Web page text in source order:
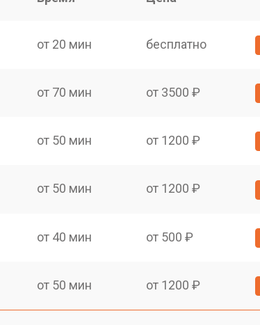
от 20 мин бесплатно
от 70 мин от 3500 ₽
от 50 мин от 1200 ₽
от 50 мин от 1200 ₽
от 40 мин от 500 ₽
от 50 мин от 1200 ₽